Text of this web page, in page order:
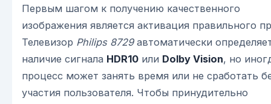
Первым шагом к получению качественного
изображения является активация правильного
Телевизор Philips 8729автоматически
наличие сигнала HDR10 или Dolby Vision, но
процесс может занять время или не сработать
участия пользователя. Чтобы принудительно